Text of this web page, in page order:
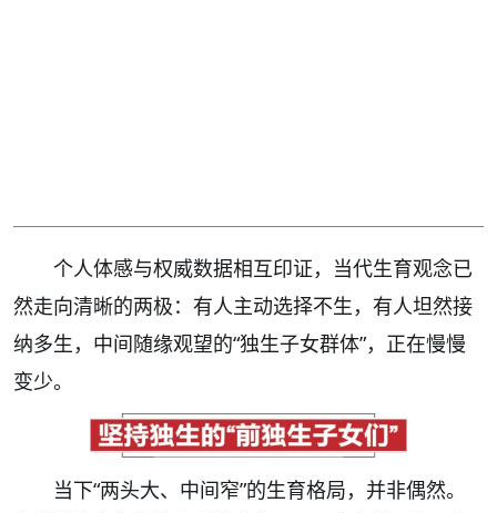
个人体感与权威数据相互印证，当代生育观念已
然走向清晰的两极：有人主动选择不生，有人坦然接
纳多生，中间随缘观望的“独生子女群体”，正在慢慢
变少。
当下“两头大、中间窄”的生育格局，并非偶然。